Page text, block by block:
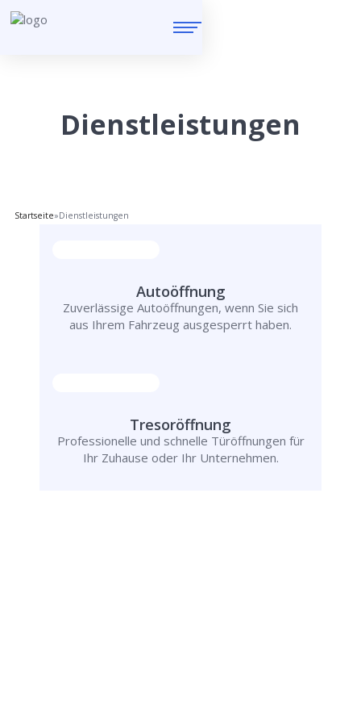
Dienstleistungen
Startseite»Dienstleistungen
Autoöffnung
Zuverlässige Autoöffnungen, wenn Sie sich
aus Ihrem Fahrzeug ausgesperrt haben.
Tresoröffnung
Professionelle und schnelle Türöffnungen für
Ihr Zuhause oder Ihr Unternehmen.